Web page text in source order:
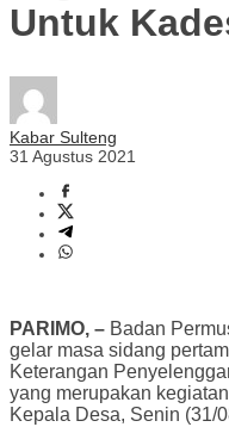
Untuk
Kabar Sulteng
31 Agustus 2021
PARIMO, – Badan
gelar masa sidang
Keterangan
yang merupakan
Kepala Desa, Senin (31/